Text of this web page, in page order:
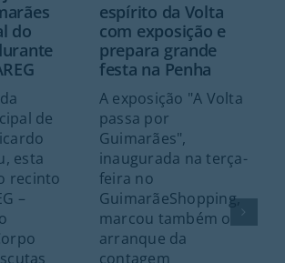
do
de
esta
recinto
–
espírito da Volta
com exposição e
prepara grande
festa na Penha
A exposição "A Volta
passa por
Guimarães",
inaugurada na terça-
feira no
GuimarãeShopping,
marcou também o
arranque da
contagem